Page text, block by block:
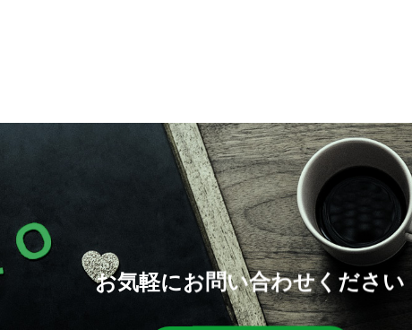
お気軽にお問い合わせください